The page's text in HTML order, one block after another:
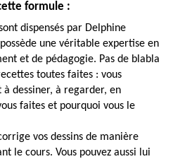
formule :
dispensés par Delphine
une véritable expertise en
et de pédagogie. Pas de blabla
toutes faites : vous
dessiner, à regarder, en
faites et pourquoi vous le
vos dessins de manière
le cours. Vous pouvez aussi lui